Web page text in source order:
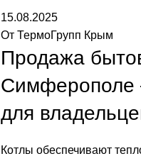
15.08.2025
От ТермоГрупп Крым
Продажа
Симферополе
для
Котлы обеспечивают